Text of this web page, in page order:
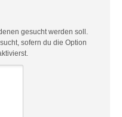
gesucht werden soll.
sofern du die Option